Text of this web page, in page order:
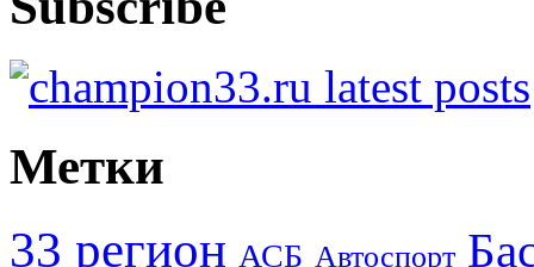
Метки
33 регион АСБ Автоспорт